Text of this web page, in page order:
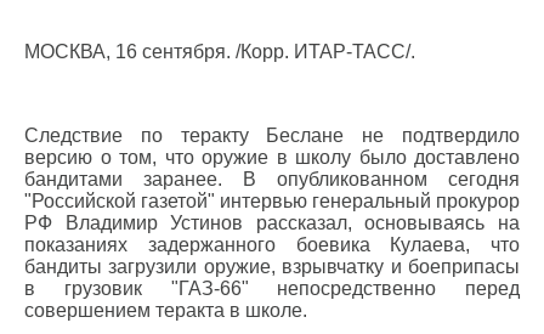
МОСКВА, 16 сентября. /Корр. ИТАР-ТАСС/.
Следствие по теракту Беслане не подтвердило
версию о том, что оружие в школу было доставлено
бандитами заранее. В опубликованном сегодня
"Российской газетой" интервью генеральный прокурор
РФ Владимир Устинов рассказал, основываясь на
показаниях задержанного боевика Кулаева, что
бандиты загрузили оружие, взрывчатку и боеприпасы
в грузовик "ГАЗ-66" непосредственно перед
совершением теракта в школе.